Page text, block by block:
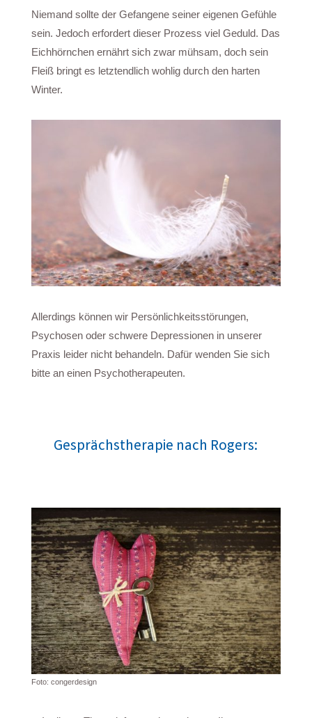
Niemand sollte der Gefangene seiner eigenen Gefühle
sein. Jedoch erfordert dieser Prozess viel Geduld. Das
Eichhörnchen ernährt sich zwar mühsam, doch sein
Fleiß bringt es letztendlich wohlig durch den harten
Winter.
Allerdings können wir Persönlichkeitsstörungen,
Psychosen oder schwere Depressionen in unserer
Praxis leider nicht behandeln. Dafür wenden Sie sich
bitte an einen Psychotherapeuten.
Gesprächstherapie nach Rogers:
Foto: congerdesign